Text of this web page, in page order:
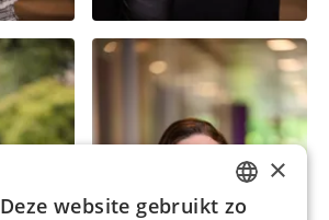
Promovendus
ENGLISH
×
Deze website gebruikt zo